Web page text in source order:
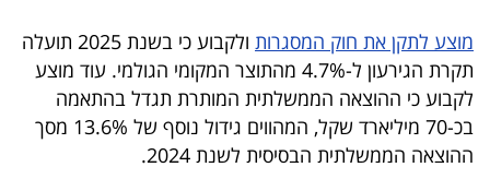
המילון
הכלכלי
פודקאסט
מוצע לתקן את חוק המסגרות
ולקבוע כי בשנת 2025 תועלה
תקרת הגירעון ל-4.7% מהתוצר המקומי הגולמי. עוד מוצע
לקבוע כי ההוצאה הממשלתית המותרת תגדל בהתאמה
בכ-70 מיליארד שקל, המהווים גידול נוסף של 13.6% מסך
ההוצאה הממשלתית הבסיסית לשנת 2024.